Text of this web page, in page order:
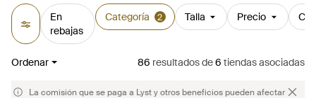
En
rebajas
Categoría 2 Talla Precio
Ordenar 86 resultadosde6 tiendas asociadas
La comisión que se paga a Lyst y otros beneficios pueden afectar